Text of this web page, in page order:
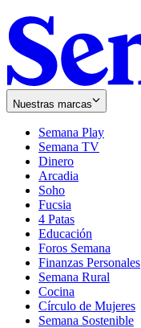
Nuestras marcas
Semana Play
Semana TV
Dinero
Arcadia
Soho
in
new
window
Fucsia
in
new
window
4 Patas
Educación
Foros Semana
Finanzas Personales
Semana Rural
Cocina
Círculo de Mujeres
Semana Sostenible